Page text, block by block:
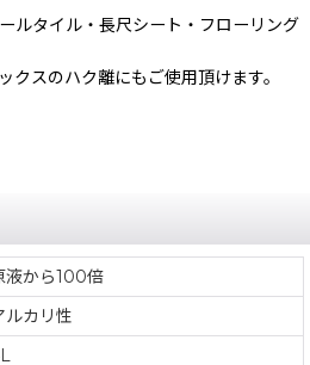
ル・長尺シート・フローリング
スのハク離にもご使用頂けます。
液から100倍
ルカリ性